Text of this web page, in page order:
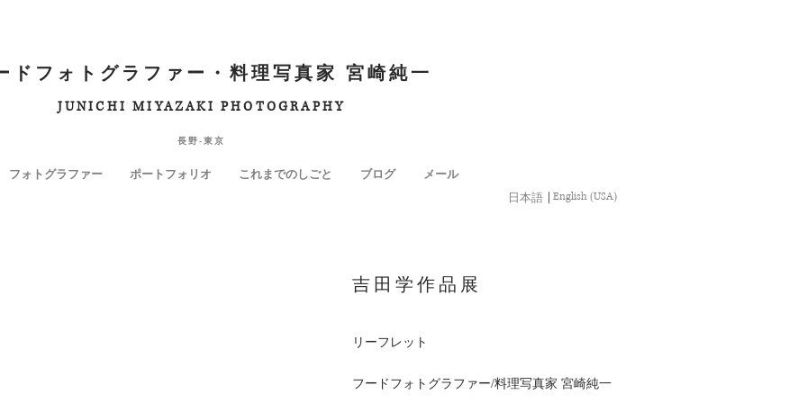
ドフォトグラファー・料理写真家 宮崎純一
JUNICHI MIYAZAKI PHOTOGRAPHY
長野-東京
フォトグラファー ポートフォリオ これまでのしごと ブログ
メール
｜
日本語 English (USA)
吉田学作品展
リーフレット
​フードフォトグラファー/料理写真家 宮崎純一